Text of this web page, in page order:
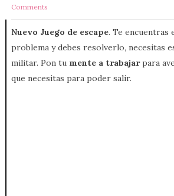
Comments
Nuevo Juego de escape. Te encuentras
problema y debes resolverlo, necesitas
militar. Pon tu mente a trabajarpara
que necesitas para poder salir.